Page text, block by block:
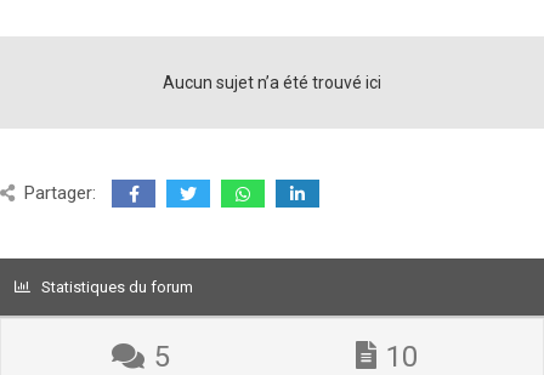
Aucun sujet n’a été trouvé ici
Partager:
Statistiques du forum
5 10